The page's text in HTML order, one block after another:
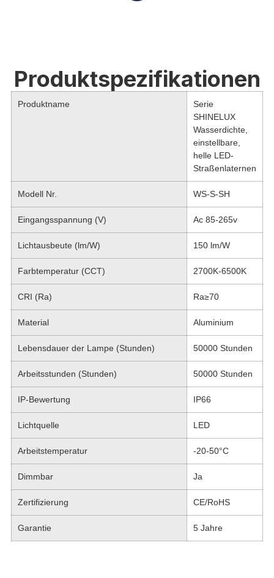
Produktspezifikationen
Produktname
Serie
SHINELUX
Wasserdichte,
einstellbare,
helle LED-
Straßenlaternen
Modell Nr. WS-S-SH
Eingangsspannung (V) Ac 85-265v
Lichtausbeute (lm/W) 150 lm/W
Farbtemperatur (CCT) 2700K-6500K
CRI (Ra) Ra≥70
Material Aluminium
Lebensdauer der Lampe (Stunden) 50000 Stunden
Arbeitsstunden (Stunden) 50000 Stunden
IP-Bewertung IP66
Lichtquelle LED
Arbeitstemperatur -20-50°C
Dimmbar Ja
Zertifizierung CE/RoHS
Garantie 5 Jahre